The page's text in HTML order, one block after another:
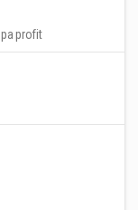
profit